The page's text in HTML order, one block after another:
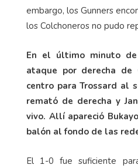
embargo, los Gunners
los Colchoneros no pudo
En el último minuto
ataque por derecha de
centro para Trossard al
remató de derecha y
vivo. Allí apareció
balón al fondo de las
El 1-0 fue suficiente